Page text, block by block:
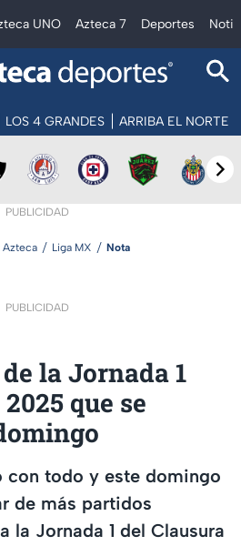
UNO Azteca 7 Deportes
LOS 4 GRANDES ARRIBA EL NORTE
PUBLICIDAD
Azteca Liga MX Nota
PUBLICIDAD
la Jornada 1
que se
con todo y este domingo
de más partidos
la Jornada 1 del Clausura